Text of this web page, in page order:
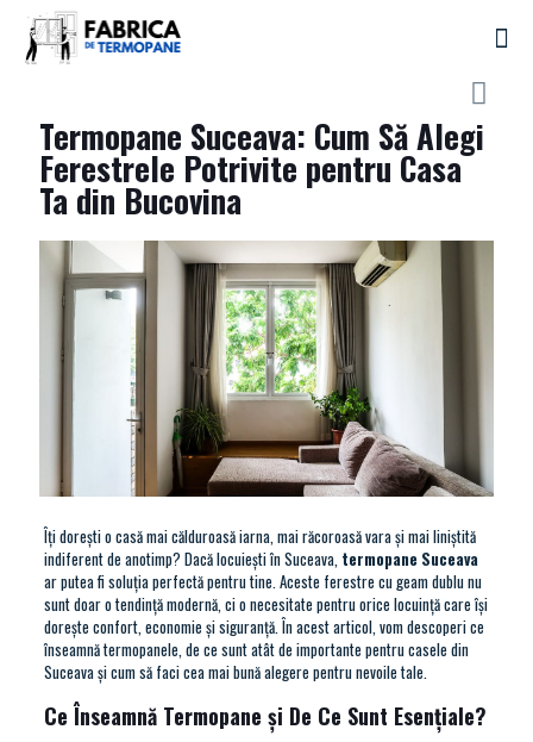
Termopane Suceava: Cum Să Alegi
Ferestrele Potrivite pentru Casa
Ta din Bucovina
Îți dorești o casă mai călduroasă iarna, mai răcoroasă vara și mai liniștită
indiferent de anotimp? Dacă locuiești în Suceava, termopane Suceava
ar putea fi soluția perfectă pentru tine. Aceste ferestre cu geam dublu nu
sunt doar o tendință modernă, ci o necesitate pentru orice locuință care își
dorește confort, economie și siguranță. În acest articol, vom descoperi ce
înseamnă termopanele, de ce sunt atât de importante pentru casele din
Suceava și cum să faci cea mai bună alegere pentru nevoile tale.
Ce Înseamnă Termopane și De Ce Sunt Esențiale?